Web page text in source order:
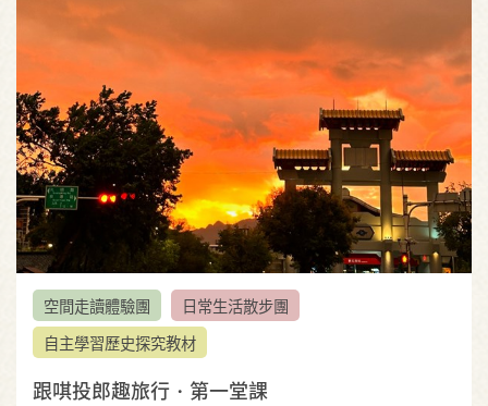
空間走讀體驗團
日常生活散步團
自主學習歷史探究教材
跟唭投郎趣旅行・第一堂課